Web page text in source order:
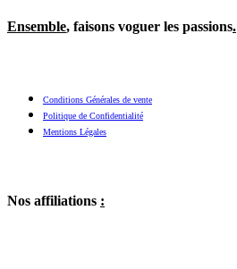
Ensemble, faisons voguer les passions.
Conditions Générales de vente
Politique de Confidentialité
Mentions Légales
Nos affiliations :